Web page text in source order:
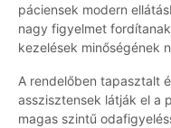
páciensek modern
nagy figyelmet
kezelések minőségének
A rendelőben tapasztalt
asszisztensek látják el a
magas szintű